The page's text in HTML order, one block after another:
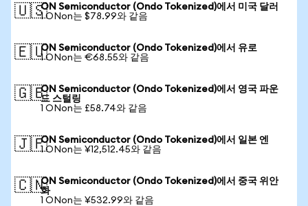
🇺🇸ON Semiconductor (Ondo Tokenized)에서 미국 달러
1 ONon는 $78.99와 같음
🇪🇺ON Semiconductor (Ondo Tokenized)에서 유로
1 ONon는 €68.55와 같음
🇬🇧ON Semiconductor (Ondo Tokenized)에서 영국 파운
드 스털링
1 ONon는 £58.74와 같음
🇯🇵ON Semiconductor (Ondo Tokenized)에서 일본 엔
1 ONon는 ¥12,512.45와 같음
🇨🇳ON Semiconductor (Ondo Tokenized)에서 중국 위안
화
1 ONon는 ¥532.99와 같음